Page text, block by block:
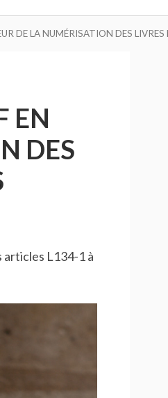
DE LA NUMÉRISATION DES
EN
DES
articles L134-1 à